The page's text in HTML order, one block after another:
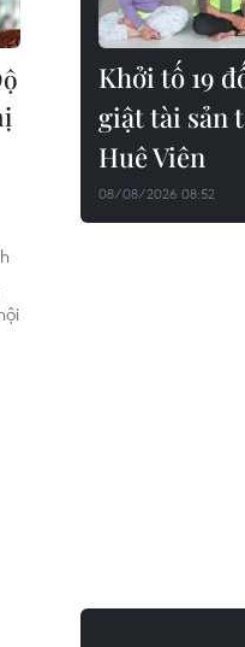
Khởi tố 19
giật tài sản
Huê Viên
08/08/2026 08:52